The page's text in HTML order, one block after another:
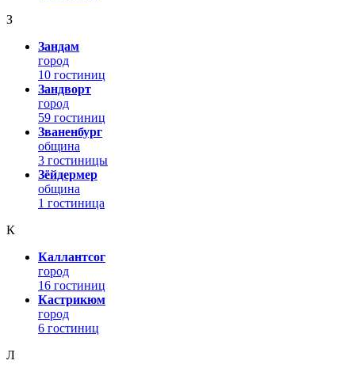
З
Зандам
город
10 гостиниц
Зандворт
город
59 гостиниц
Званенбург
община
3 гостиницы
Зёйдермер
община
1 гостиница
К
Каллантсог
город
16 гостиниц
Кастрикюм
город
6 гостиниц
Л